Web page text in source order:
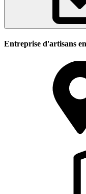
Entreprise d'artisans